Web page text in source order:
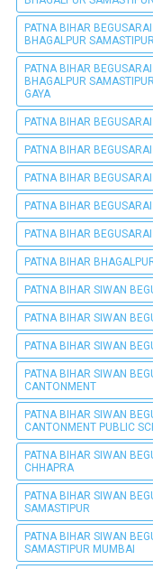
PATNA BIHAR
BHAGALPUR
PATNA BIHAR
BHAGALPUR
GAYA
PATNA BIHAR
PATNA BIHAR
PATNA BIHAR
PATNA BIHAR
PATNA BIHAR
PATNA BIHAR
PATNA BIHAR SIWAN
PATNA BIHAR SIWAN
PATNA BIHAR SIWAN
PATNA BIHAR SIWAN
CANTONMENT
PATNA BIHAR SIWAN
CANTONMENT PUBLIC
PATNA BIHAR SIWAN
CHHAPRA
PATNA BIHAR SIWAN
SAMASTIPUR
PATNA BIHAR SIWAN
SAMASTIPUR MUMBAI